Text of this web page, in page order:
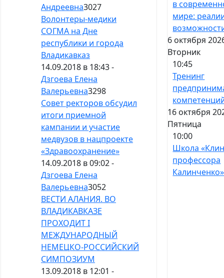
Андреевна3027
Волонтеры-медики
СОГМА на Дне
республики и города
Владикавказ
14.09.2018 в 18:43 -
Дзгоева Елена
Валерьевна3298
Совет ректоров обсудил
итоги приемной
кампании и участие
медвузов в нацпроекте
«Здравоохранение»
14.09.2018 в 09:02 -
Дзгоева Елена
Валерьевна3052
ВЕСТИ АЛАНИЯ. ВО
ВЛАДИКАВКАЗЕ
ПРОХОДИТ I
МЕЖДУНАРОДНЫЙ
НЕМЕЦКО-РОССИЙСКИЙ
СИМПОЗИУМ
13.09.2018 в 12:01 -
в
мире:
6 октября
Вторник
10:45
Тренинг
16 октября
Пятница
10:00
Школа
профессора
Калинченко»